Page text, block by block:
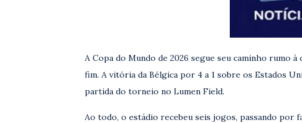
A Copa do Mundo de 2026 segue seu caminho rumo
fim. A vitória da Bélgica por 4 a 1 sobre os Estados
partida do torneio no Lumen Field.
Ao todo, o estádio recebeu seis jogos, passando por